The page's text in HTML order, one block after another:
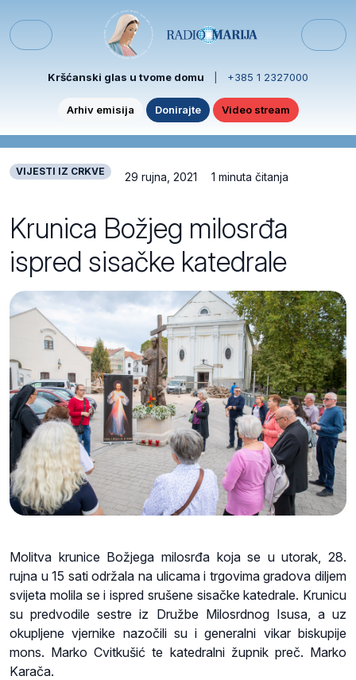
Menu
Kršćanski glas u tvome domu +385 1 2327000
Arhiv emisija Donirajte Video stream
VIJESTI IZ CRKVE 29 rujna, 2021 1 minuta čitanja
Krunica Božjeg milosrđa
ispred sisačke katedrale
Molitva krunice Božjega milosrđa koja se u utorak, 28.
rujna u 15 sati održala na ulicama i trgovima gradova diljem
svijeta molila se i ispred srušene sisačke katedrale. Krunicu
su predvodile sestre iz Družbe Milosrdnog Isusa, a uz
okupljene vjernike nazočili su i generalni vikar biskupije
mons. Marko Cvitkušić te katedralni župnik preč. Marko
Karača.